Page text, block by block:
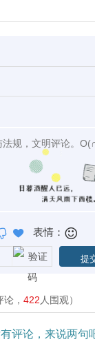
表情：
论， 422 人围观）
评论，来说两句